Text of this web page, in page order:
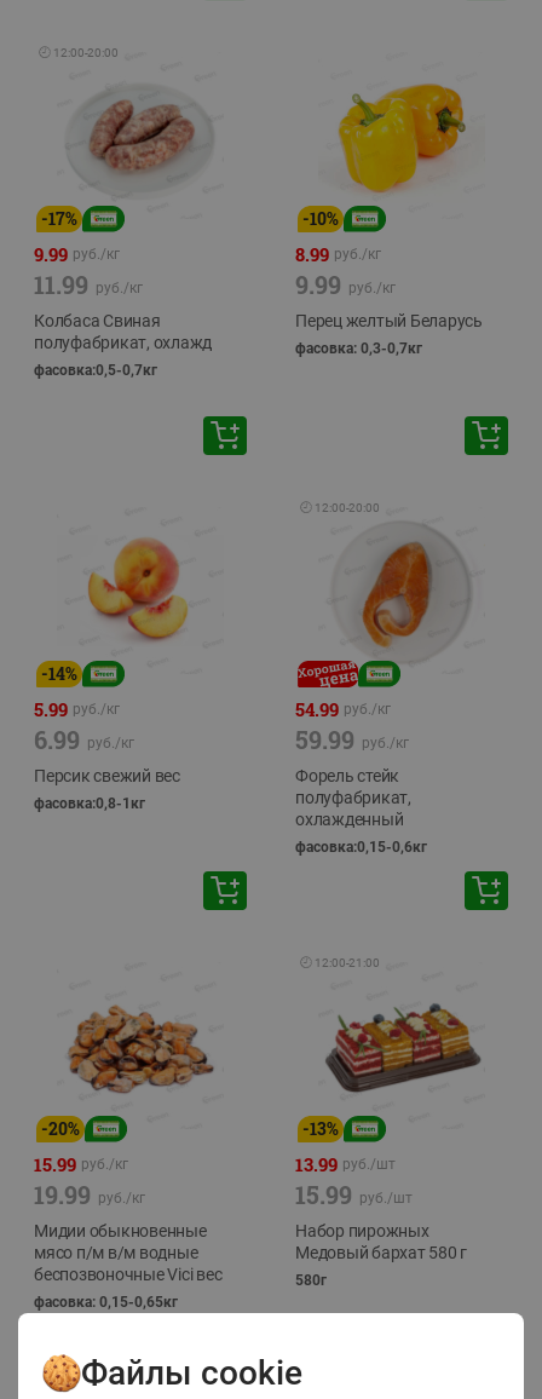
🕘 12:00-20:00
-17%
9.99 руб./кг
11.99 руб./кг
Колбаса Свиная
полуфабрикат, охлажд
фасовка:0,5-0,7кг
-10%
8.99 руб./кг
9.99 руб./кг
Перец желтый Беларусь
фасовка: 0,3-0,7кг
-14%
5.99 руб./кг
6.99 руб./кг
Персик свежий вес
фасовка:0,8-1кг
🕘 12:00-20:00
54.99 руб./кг
59.99 руб./кг
Форель стейк
полуфабрикат,
охлажденный
фасовка:0,15-0,6кг
-20%
15.99 руб./кг
19.99 руб./кг
Мидии обыкновенные
мясо п/м в/м водные
беспозвоночные Vici вес
фасовка: 0,15-0,65кг
🕘 12:00-21:00
-13%
13.99 руб./шт
15.99 руб./шт
Набор пирожных
Медовый бархат 580 г
580г
Файлы cookie